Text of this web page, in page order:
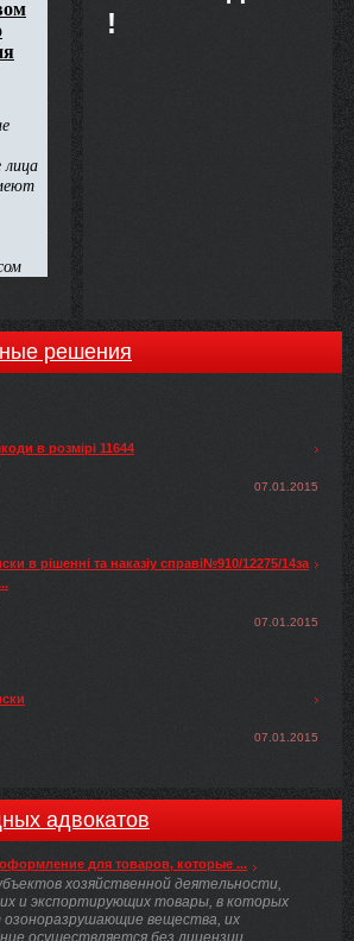
!
решения
в розмірі 11644
07.01.2015
в рішенні та наказіу справі№910/12275/14за
07.01.2015
07.01.2015
адвокатов
для товаров, которые ...
хозяйственной деятельности,
и экспортирующих товары, в которых
вещества, их
осуществляется без лицензии. ...